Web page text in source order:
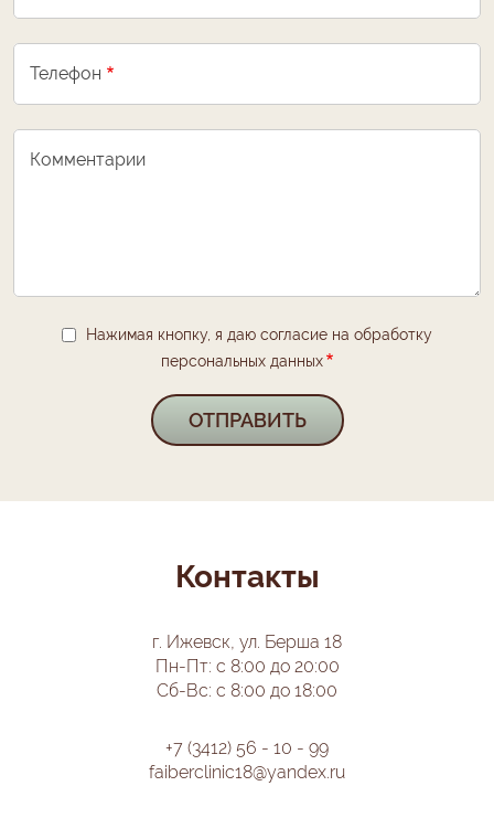
Телефон
Комментарии
Нажимая кнопку, я даю согласие на обработку
персональных данных
Контакты
г. Ижевск, ул. Берша 18
Пн-Пт: с 8:00 до 20:00
Сб-Вс: с 8:00 до 18:00
+7 (3412) 56 - 10 - 99
faiberclinic18@yandex.ru